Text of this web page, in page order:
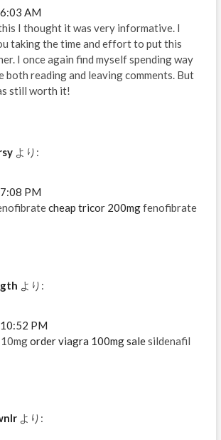
AM
I thought it was very informative. I
taking the time and effort to put this
I once again find myself spending way
both reading and leaving comments. But
still worth it!
より:
PM
cheap tricor 200mgfenofibrate
より:
PM
order viagra 100mg salesildenafil
より: